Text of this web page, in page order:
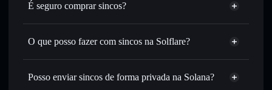
É seguro comprar sincos?
sincos não está verificado
O que posso fazer com sincos na Solflare?
sincos
Carteira Solflare
Trocar instantaneamente— trocar TAN por SOL, USDC
Posso enviar sincos de forma privada na Solana?